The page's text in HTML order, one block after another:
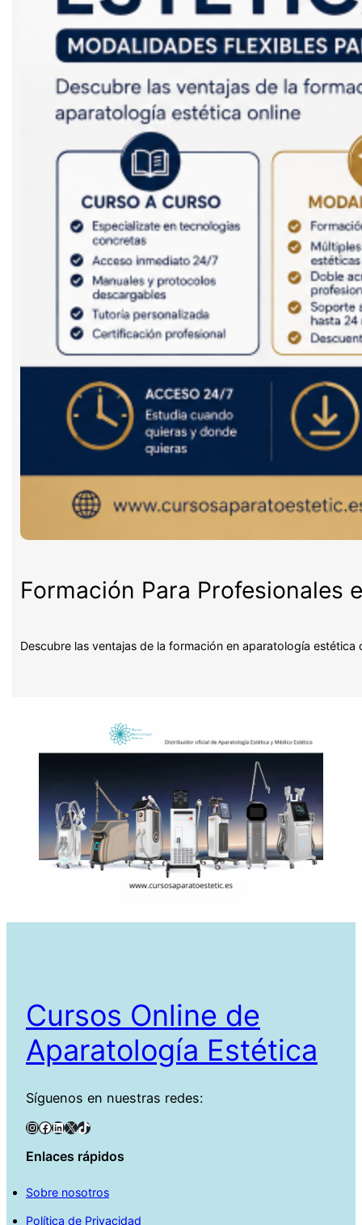
Formación Para Profesionales
Descubre las ventajas de la formación en aparatología estética
Cursos Online de
Aparatología Estética
Síguenos en nuestras redes:
InstagramFacebook LinkedIn X TikTok
Enlaces rápidos
Sobre nosotros
Política de Privacidad